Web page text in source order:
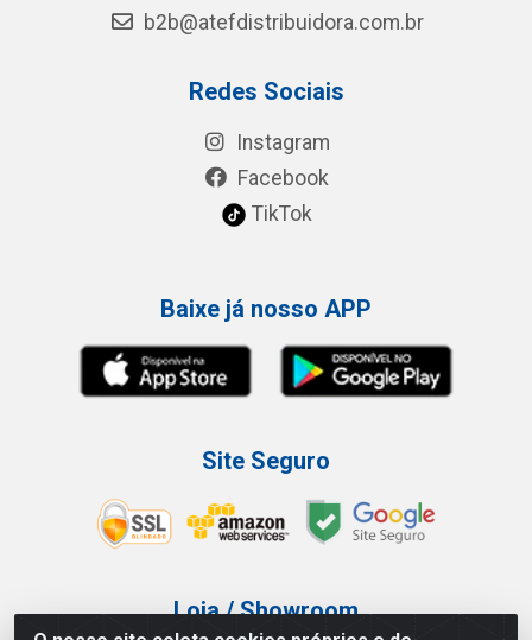
b2b@atefdistribuidora.com.br
Redes Sociais
Instagram
Facebook
TikTok
Baixe já nosso APP
Site Seguro
Loja / Showroom